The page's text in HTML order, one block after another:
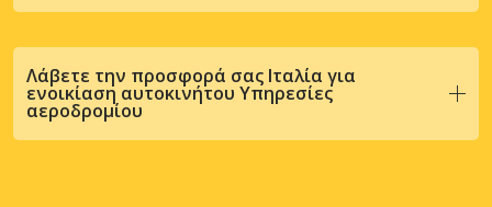
Λάβετε την προσφορά σας Ιταλία για
ενοικίαση αυτοκινήτου Υπηρεσίες
αεροδρομίου